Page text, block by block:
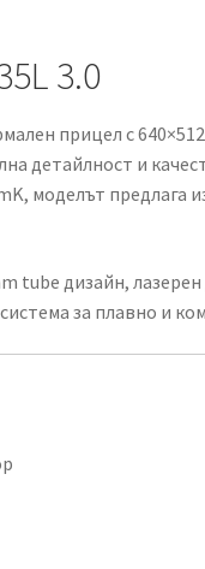
3.0
прицел с
детайлност и
моделът предлага
tube дизайн,
за плавно и